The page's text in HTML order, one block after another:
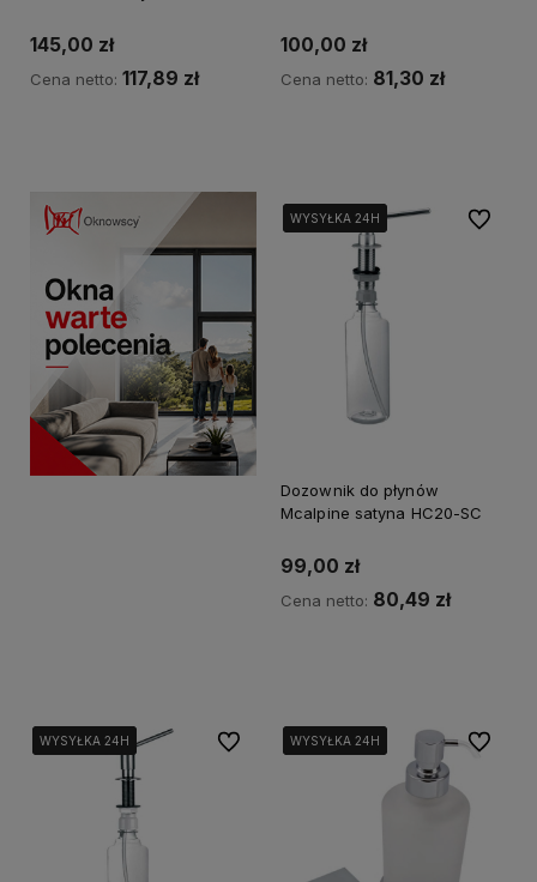
145,00 zł
Cena netto: 117,89 zł
100,00 zł
Cena netto: 81,30 zł
WYSYŁKA 24H
WYSYŁKA 24H
WYSYŁKA 24H
Dozownik do płynów
Mcalpine satyna HC20-SC
99,00 zł
Cena netto: 80,49 zł
Do
WYSYŁKA 24H
WYSYŁKA 24H
WYSYŁKA 24H Do ulubionychWYSYŁKA 24H
WYSYŁKA 24H
WYSYŁKA 24H Do